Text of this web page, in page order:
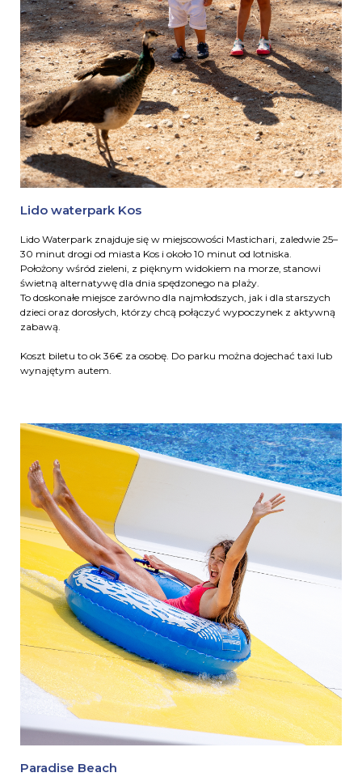
Lido waterpark Kos
Lido Waterpark znajduje się w miejscowości Mastichari, zaledwie 25–
30 minut drogi od miasta Kos i około 10 minut od lotniska.
Położony wśród zieleni, z pięknym widokiem na morze, stanowi
świetną alternatywę dla dnia spędzonego na plaży.
To doskonałe miejsce zarówno dla najmłodszych, jak i dla starszych
dzieci oraz dorosłych, którzy chcą połączyć wypoczynek z aktywną
zabawą.
Koszt biletu to ok 36€ za osobę. Do parku można dojechać taxi lub
wynajętym autem.
Paradise Beach